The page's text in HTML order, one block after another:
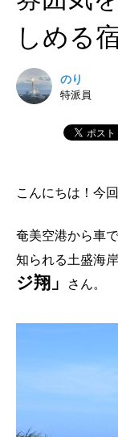
しめる
のり
特派員
こんにちは！今
奄美空港から車
知られる土盛海
ジ翔」 さん。